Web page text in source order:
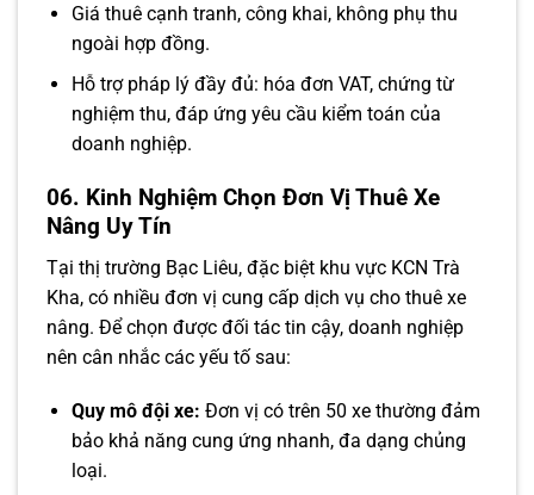
Giá thuê cạnh tranh, công khai, không phụ thu
ngoài hợp đồng.
Hỗ trợ pháp lý đầy đủ: hóa đơn VAT, chứng từ
nghiệm thu, đáp ứng yêu cầu kiểm toán của
doanh nghiệp.
06. Kinh Nghiệm Chọn Đơn Vị Thuê Xe
Nâng Uy Tín
Tại thị trường Bạc Liêu, đặc biệt khu vực KCN Trà
Kha, có nhiều đơn vị cung cấp dịch vụ cho thuê xe
nâng. Để chọn được đối tác tin cậy, doanh nghiệp
nên cân nhắc các yếu tố sau:
Quy mô đội xe: Đơn vị có trên 50 xe thường đảm
bảo khả năng cung ứng nhanh, đa dạng chủng
loại.